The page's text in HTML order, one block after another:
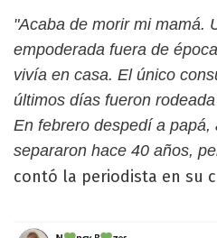
"Acaba de morir mi mamá.
empoderada fuera de
vivía en casa. El único
últimos días fueron
En febrero despedí a papá,
separaron hace 40 años,
contó la periodista en su